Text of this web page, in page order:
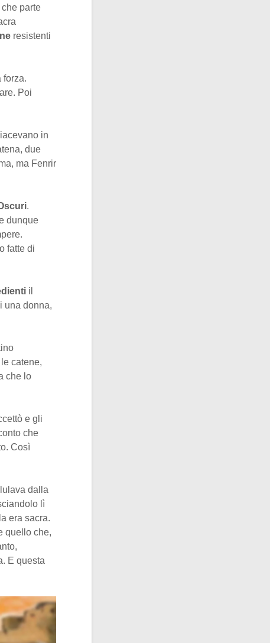
parte
resistenti
forza.
Poi
in
due
ma Fenrir
.
dunque
fatte di
il
una donna,
catene,
che lo
e gli
che
Così
dalla
lì
era sacra.
quello che,
E questa